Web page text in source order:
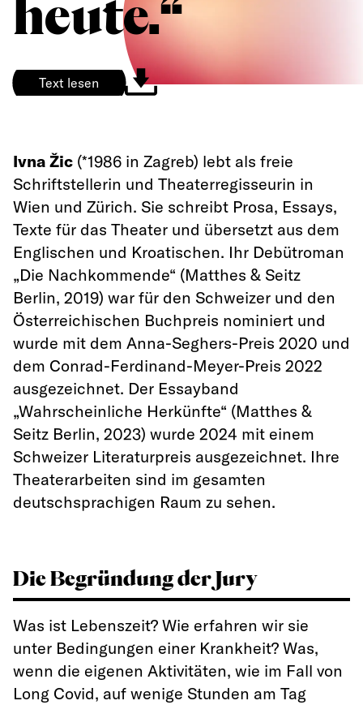
heute.“
Text lesen
Ivna Žic (*1986 in Zagreb) lebt als freie
Schriftstellerin und Theaterregisseurin in
Wien und Zürich. Sie schreibt Prosa, Essays,
Texte für das Theater und übersetzt aus dem
Englischen und Kroatischen. Ihr Debütroman
„Die Nachkommende“ (Matthes & Seitz
Berlin, 2019) war für den Schweizer und den
Österreichischen Buchpreis nominiert und
wurde mit dem Anna-Seghers-Preis 2020 und
dem Conrad-Ferdinand-Meyer-Preis 2022
ausgezeichnet. Der Essayband
„Wahrscheinliche Herkünfte“ (Matthes &
Seitz Berlin, 2023) wurde 2024 mit einem
Schweizer Literaturpreis ausgezeichnet. Ihre
Theaterarbeiten sind im gesamten
deutschsprachigen Raum zu sehen.
Die Begründung der Jury
Was ist Lebenszeit? Wie erfahren wir sie
unter Bedingungen einer Krankheit? Was,
wenn die eigenen Aktivitäten, wie im Fall von
Long Covid, auf wenige Stunden am Tag